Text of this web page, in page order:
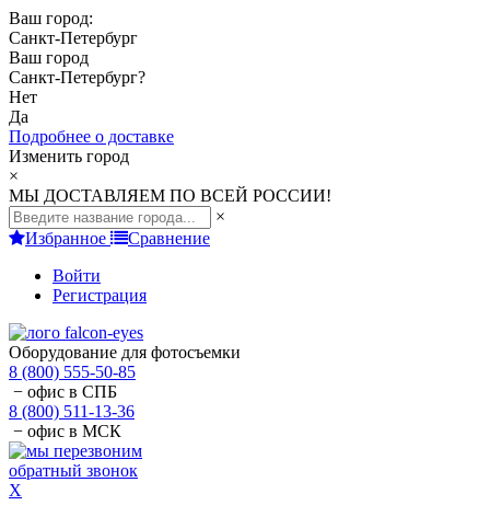
Ваш город:
Санкт-Петербург
Ваш город
Санкт-Петербург?
Нет
Да
Подробнее о доставке
Изменить город
×
МЫ ДОСТАВЛЯЕМ ПО ВСЕЙ РОССИИ!
×
Избранное
Сравнение
Войти
Регистрация
Оборудование для фотосъемки
8 (800) 555-50-85
− офис в СПБ
8 (800) 511-13-36
− офис в МСК
обратный звонок
X